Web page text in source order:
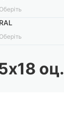
Оберіть
RAL
Оберіть
оц.